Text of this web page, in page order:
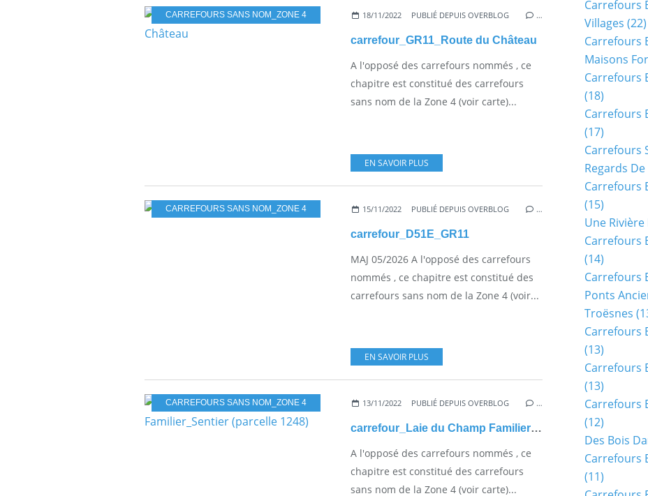
CARREFOURS SANS NOM_ZONE 4 18/11/2022 PUBLIÉ DEPUIS OVERBLOG …
carrefour_GR11_Route du Château
A l'opposé des carrefours nommés , ce
chapitre est constitué des carrefours
sans nom de la Zone 4 (voir carte)...
EN SAVOIR PLUS
CARREFOURS SANS NOM_ZONE 4 15/11/2022 PUBLIÉ DEPUIS OVERBLOG …
carrefour_D51E_GR11
MAJ 05/2026 A l'opposé des carrefours
nommés , ce chapitre est constitué des
carrefours sans nom de la Zone 4 (voir...
EN SAVOIR PLUS
CARREFOURS SANS NOM_ZONE 4 13/11/2022 PUBLIÉ DEPUIS OVERBLOG …
carrefour_Laie du Champ Familier_Sentier (parcelle 1248)
A l'opposé des carrefours nommés , ce
chapitre est constitué des carrefours
sans nom de la Zone 4 (voir carte)...
Carrefours
Villages (22)
Carrefours
Maisons
Carrefours
(18)
Carrefours
(17)
Carrefours
Regards
Carrefours
(15)
Une Rivière
Carrefours
(14)
Carrefours
Ponts
Troësnes
Carrefours
(13)
Carrefours
(13)
Carrefours
(12)
Des Bois
Carrefours
(11)